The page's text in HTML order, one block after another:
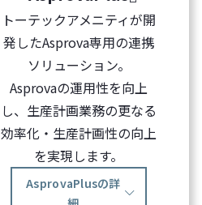
トーテックアメニティが開
発したAsprova専用の連携
ソリューション。
Asprovaの運用性を向上
し、生産計画業務の更なる
効率化・生産計画性の向上
を実現します。
AsprovaPlusの詳